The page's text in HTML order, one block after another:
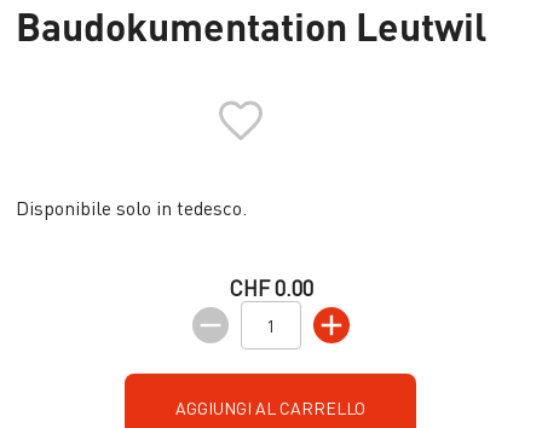
Baudokumentation Leutwil
Disponibile solo in tedesco.
CHF 0.00
AGGIUNGI AL CARRELLO